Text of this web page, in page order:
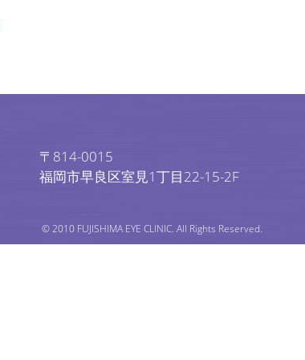
〒814-0015
福岡市早良区室見1丁目22-15-2F
© 2010 FUJISHIMA EYE CLINIC. All Rights Reserved.